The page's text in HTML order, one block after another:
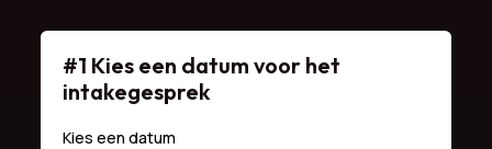
#1 Kies een datum voor het
intakegesprek
Kies een datum